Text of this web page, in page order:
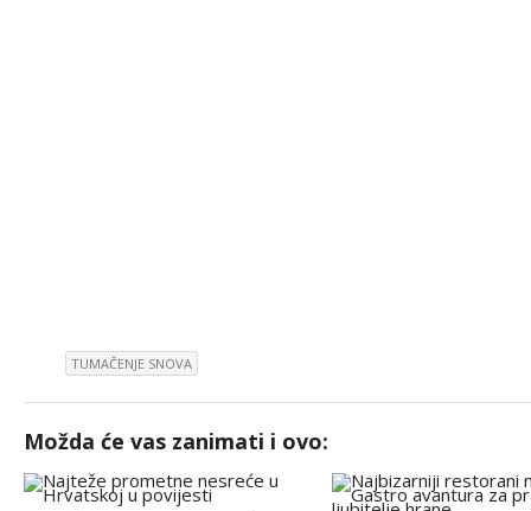
TUMAČENJE SNOVA
Možda će vas zanimati i ovo: